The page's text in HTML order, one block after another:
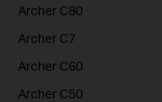
Archer C80
Archer C7
Archer C60
Archer C50